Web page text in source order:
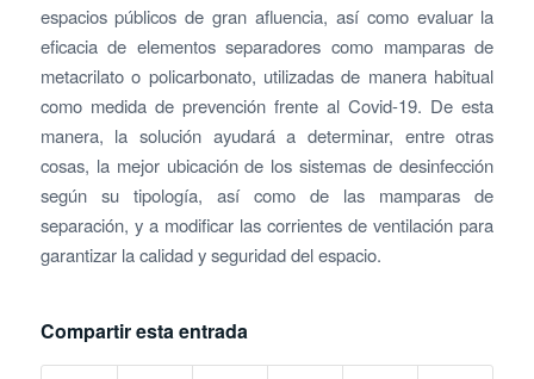
espacios públicos de gran afluencia, así como evaluar la
eficacia de elementos separadores como mamparas de
metacrilato o policarbonato, utilizadas de manera habitual
como medida de prevención frente al Covid-19. De esta
manera, la solución ayudará a determinar, entre otras
cosas, la mejor ubicación de los sistemas de desinfección
según su tipología, así como de las mamparas de
separación, y a modificar las corrientes de ventilación para
garantizar la calidad y seguridad del espacio.
Compartir esta entrada